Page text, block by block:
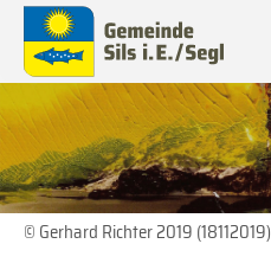
© Gerhard Richter 2019 (18112019)